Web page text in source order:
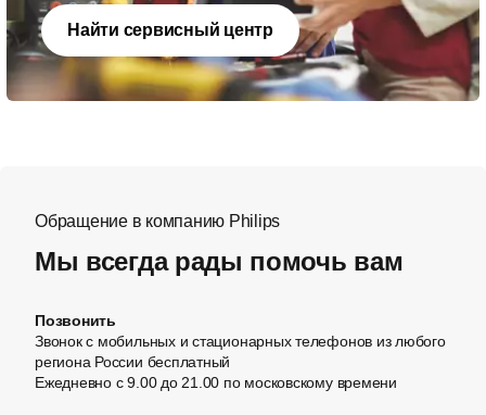
Найти сервисный центр
Обращение в компанию Philips
Мы всегда рады помочь вам
Позвонить
Звонок с мобильных и стационарных телефонов из любого
региона России бесплатный
Ежедневно с 9.00 до 21.00 по московскому времени